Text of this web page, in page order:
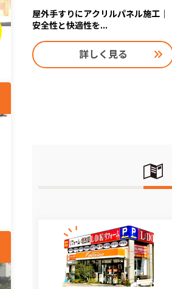
屋外手すりにアクリルパネル施工｜
安全性と快適性を...
詳しく見る